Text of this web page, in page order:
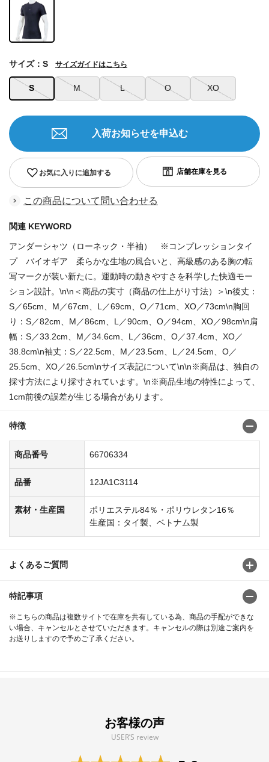
S M L O XO
サイズ：S サイズガイドはこちら
お気に入りに追加する
入荷お知らせを申込む
この商品について問い合わせる
関連 KEYWORD
アンダーシャツ（ローネック・半袖） ※コンプレッションタイ
プ バイオギア 柔らかな生地の風合いと、高級感のある胸の転
写マークが装い新たに。運動時の動きやすさを科学した快適モー
ション設計。\n\n＜商品の実寸（商品の仕上がり寸法）＞\n後丈：
S／65cm、M／67cm、L／69cm、O／71cm、XO／73cm\n胸回
り：S／82cm、M／86cm、L／90cm、O／94cm、XO／98cm\n肩
幅：S／33.2cm、M／34.6cm、L／36cm、O／37.4cm、XO／
38.8cm\n袖丈：S／22.5cm、M／23.5cm、L／24.5cm、O／
25.5cm、XO／26.5cm\nサイズ表記について\n\n※商品は、独自の
採寸方法により採寸されています。\n※商品生地の特性によって、
1cm前後の誤差が生じる場合があります。
特徴
商品番号 66706334
品番 12JA1C3114
素材・生産国
ポリエステル84％・ポリウレタン16％
生産国：タイ製、ベトナム製
よくあるご質問
特記事項
※こちらの商品は複数サイトで在庫を共有している為、商品の手配ができな
い場合、キャンセルとさせていただきます。キャンセルの際は別途ご案内を
お送りしますので予めご了承ください。
お客様の声
USER’S review